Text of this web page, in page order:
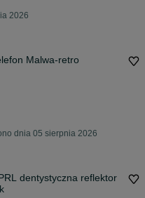
2026
Malwa-retro
dnia 05 sierpnia 2026
dentystyczna reflektor